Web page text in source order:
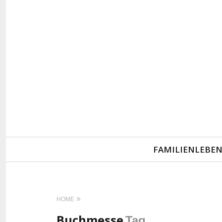
Navigation
FAMILIENLEBEN
HOME